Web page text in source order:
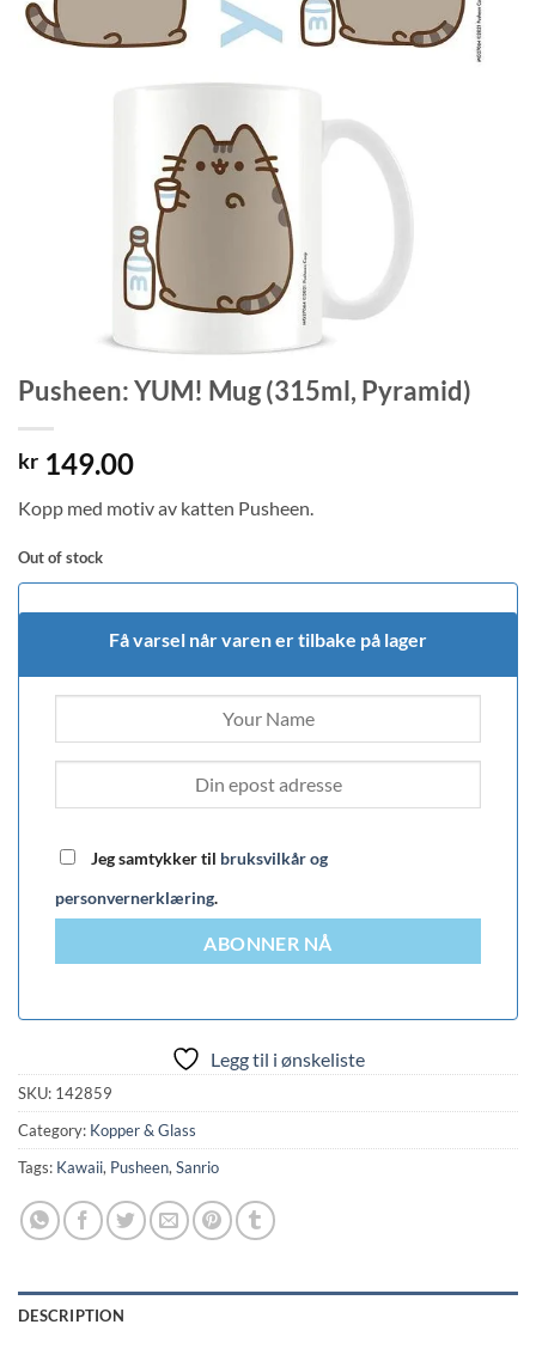
Pusheen: YUM! Mug (315ml, Pyramid)
kr 149.00
Kopp med motiv av katten Pusheen.
Out of stock
Få varsel når varen er tilbake på lager
Jeg samtykker til bruksvilkår og
personvernerklæring.
ABONNER NÅ
Legg til i ønskeliste
SKU: 142859
Category: Kopper & Glass
Tags: Kawaii, Pusheen, Sanrio
DESCRIPTION